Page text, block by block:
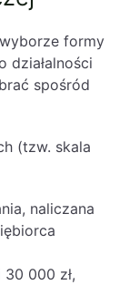
formy
działalności
spośród
(tzw. skala
naliczana
000 zł,